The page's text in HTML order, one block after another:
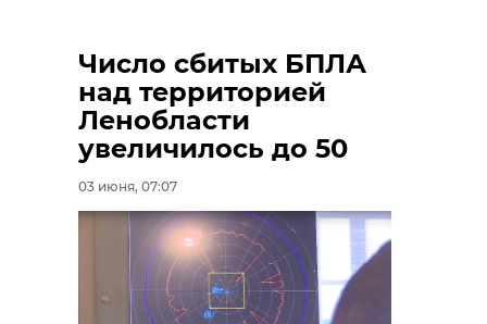
Число сбитых БПЛА
над территорией
Ленобласти
увеличилось до 50
03 июня, 07:07